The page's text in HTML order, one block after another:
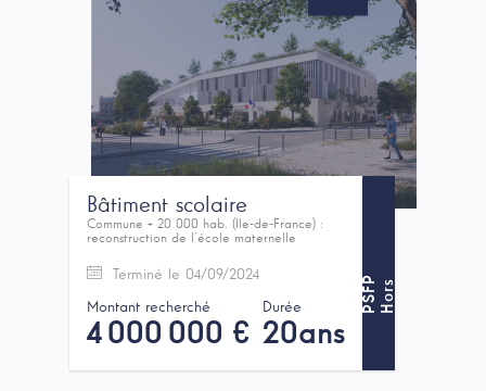
Bâtiment scolaire
Commune + 20 000 hab. (Ile-de-France) :
reconstruction de l’école maternelle
Terminé le 04/09/2024
Montant recherché
4 000 000 €
Durée
20ans
H
o
r
s
P
S
F
P